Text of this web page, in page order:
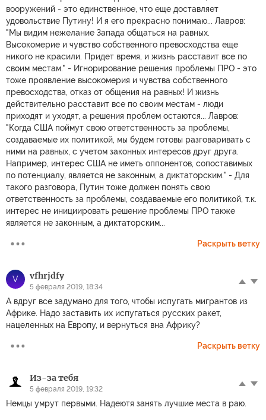
вооружений - это единственное, что еще доставляет
удовольствие Путину! И я его прекрасно понимаю... Лавров:
"Мы видим нежелание Запада общаться на равных.
Высокомерие и чувство собственного превосходства еще
никого не красили. Придет время, и жизнь расставит все по
своим местам." - Игнорирование решения проблемы ПРО - это
тоже проявление высокомерия и чувства собственного
превосходства, отказ от общения на равных! И жизнь
действительно расставит все по своим местам - люди
приходят и уходят, а решения проблем остаются... Лавров:
"Когда США поймут свою ответственность за проблемы,
создаваемые их политикой, мы будем готовы разговаривать с
ними на равных, с учетом законных интересов друг друга.
Например, интерес США не иметь оппонентов, сопоставимых
по потенциалу, является не законным, а диктаторским." - Для
такого разговора, Путин тоже должен понять свою
ответственность за проблемы, создаваемые его политикой, т.к.
интерес не инициировать решение проблемы ПРО также
является не законным, а диктаторским...
Раскрыть ветку
V vfhrjdfy
5 февраля 2019, 18:34
А вдруг все задумано для того, чтобы испугать мигрантов из
Африке. Надо заставить их испугаться русских ракет,
нацеленных на Европу, и вернуться вна Африку?
Раскрыть ветку
Из-за тебя
5 февраля 2019, 19:32
Немцы умрут первыми. Надеютя занять лучшие места в раю.